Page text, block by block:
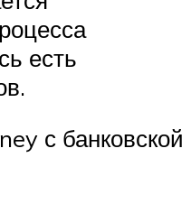
есть
с банковской